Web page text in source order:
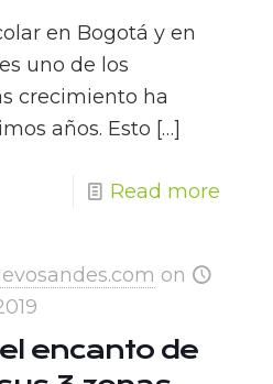
en Bogotá y en
uno de los
crecimiento ha
años. Esto […]
Read more
on
encanto de